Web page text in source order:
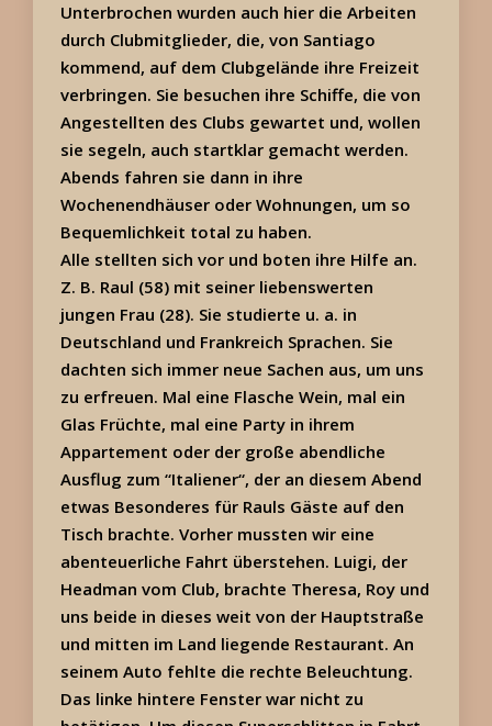
Unterbrochen wurden auch hier die Arbeiten
durch Clubmitglieder, die, von Santiago
kommend, auf dem Clubgelände ihre Freizeit
verbringen. Sie besuchen ihre Schiffe, die von
Angestellten des Clubs gewartet und, wollen
sie segeln, auch startklar gemacht werden.
Abends fahren sie dann in ihre
Wochenendhäuser oder Wohnungen, um so
Bequemlichkeit total zu haben.
Alle stellten sich vor und boten ihre Hilfe an.
Z. B. Raul (58) mit seiner liebenswerten
jungen Frau (28). Sie studierte u. a. in
Deutschland und Frankreich Sprachen. Sie
dachten sich immer neue Sachen aus, um uns
zu erfreuen. Mal eine Flasche Wein, mal ein
Glas Früchte, mal eine Party in ihrem
Appartement oder der große abendliche
Ausflug zum “Italiener“, der an diesem Abend
etwas Besonderes für Rauls Gäste auf den
Tisch brachte. Vorher mussten wir eine
abenteuerliche Fahrt überstehen. Luigi, der
Headman vom Club, brachte Theresa, Roy und
uns beide in dieses weit von der Hauptstraße
und mitten im Land liegende Restaurant. An
seinem Auto fehlte die rechte Beleuchtung.
Das linke hintere Fenster war nicht zu